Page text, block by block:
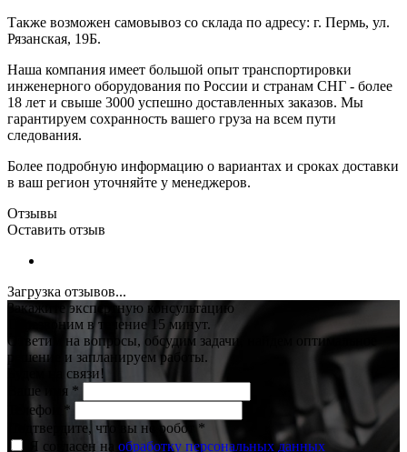
Также возможен самовывоз со склада по адресу: г. Пермь, ул.
Рязанская, 19Б.
Наша компания имеет большой опыт транспортировки
инженерного оборудования по России и странам СНГ - более
18 лет и свыше 3000 успешно доставленных заказов. Мы
гарантируем сохранность вашего груза на всем пути
следования.
Более подробную информацию о вариантах и сроках доставки
в ваш регион уточняйте у менеджеров.
Отзывы
Оставить отзыв
Загрузка отзывов...
Закажите экспертную консультацию
Перезвоним в течение 15 минут.
Ответим на вопросы, обсудим задачи, найдем оптимальное
решение и запланируем работы.
Будем на связи!
Ваше имя *
Телефон
*
Подтвердите, что вы не робот*
Я согласен на обработку персональных данных